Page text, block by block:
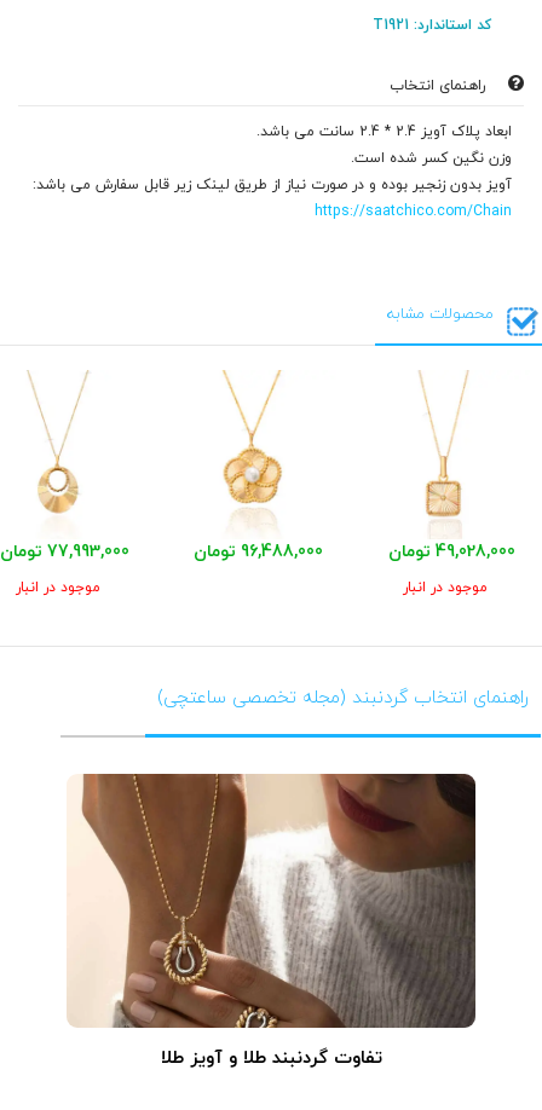
کد استاندارد: T1921
راهنمای انتخاب
ابعاد پلاک آویز 2.4 * 2.4 سانت می باشد.
وزن نگین کسر شده است.
آویز بدون زنجیر بوده و در صورت نیاز از طریق لینک زیر قابل سفارش می باشد:
https://saatchico.com/Chain
محصولات مشابه
49,028,000 تومان
موجود در انبار
96,488,000 تومان 77,993,000 تومان
موجود در انبار
راهنمای انتخاب گردنبند (مجله تخصصی ساعتچی)
تفاوت گردنبند طلا و آویز طلا